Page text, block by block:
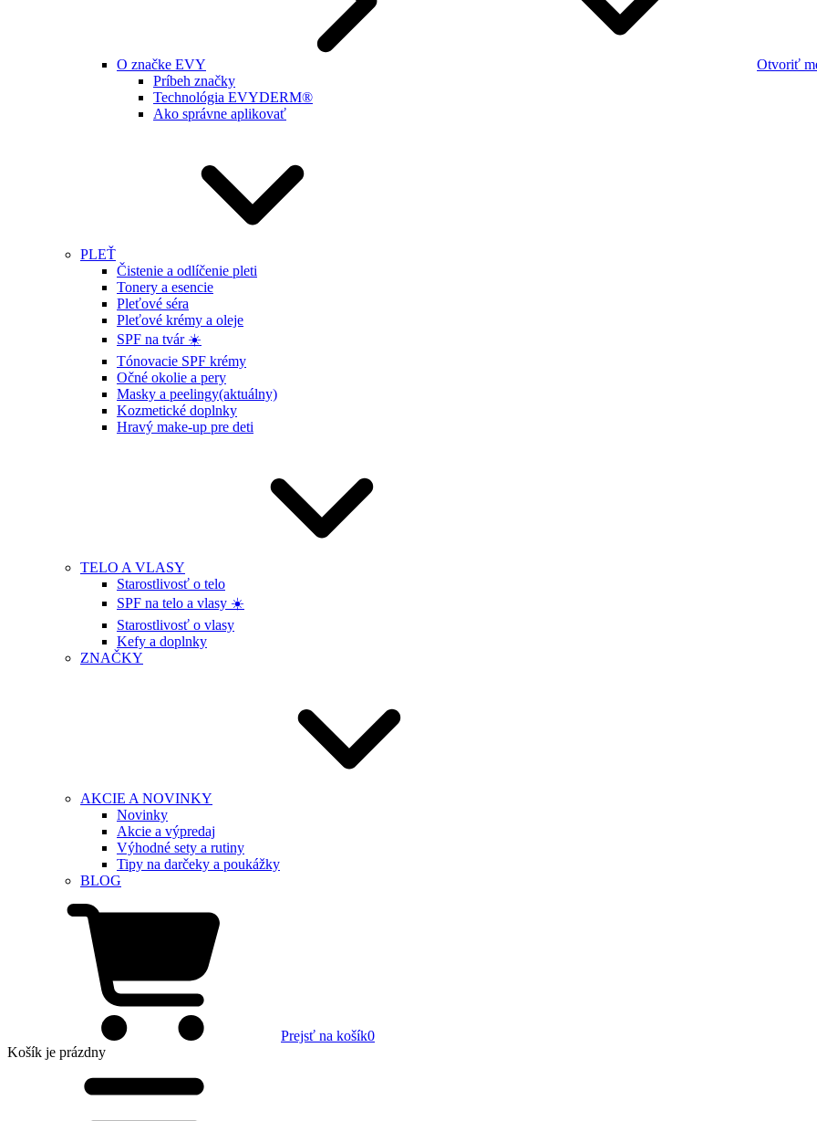
O značke EVY
Otvoriť
Príbeh značky
Technológia EVYDERM®
Ako správne aplikovať
PLEŤ
Čistenie a odlíčenie pleti
Tonery a esencie
Pleťové séra
Pleťové krémy a oleje
SPF na tvár ☀️
Tónovacie SPF krémy
Očné okolie a pery
Masky a peelingy(aktuálny)
Kozmetické doplnky
Hravý make-up pre deti
TELO A VLASY
Starostlivosť o telo
SPF na telo a vlasy ☀️
Starostlivosť o vlasy
Kefy a doplnky
ZNAČKY
AKCIE A NOVINKY
Novinky
Akcie a výpredaj
Výhodné sety a rutiny
Tipy na darčeky a poukážky
BLOG
Prejsť na košík0
Košík je prázdny